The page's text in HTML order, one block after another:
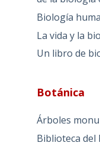
Biología
La vida y la
Un libro de
Botánica
Árboles
Biblioteca del